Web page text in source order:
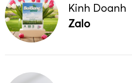
Kinh Doanh
Zalo